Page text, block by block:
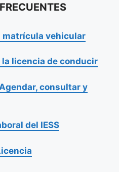
matrícula vehicular
licencia de conducir
consultar y
del IESS